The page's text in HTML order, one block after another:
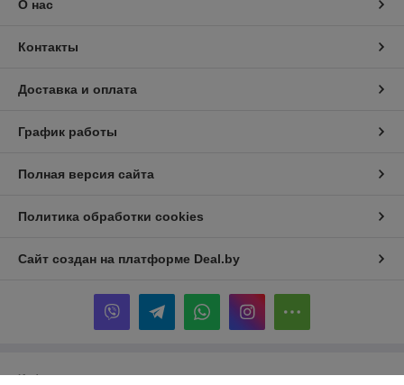
О нас
Контакты
Доставка и оплата
График работы
Полная версия сайта
Политика обработки cookies
Сайт создан на платформе Deal.by
Информация для покупателя